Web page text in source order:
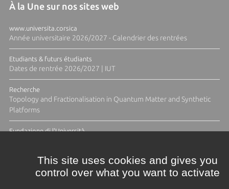
À la Une sur nos sites web
www.universita.corsica
Année universitaire 2026/2027 - Calendrier des rentrées
Etudiants & futurs étudiants
Dates de rentrée 2026/2027 | IUT
Recherche
Topology and Fractionalisation in Quantum Matter and Synthetic
Platforms
Fundazione di l'Università
This site uses cookies and gives you
control over what you want to activate